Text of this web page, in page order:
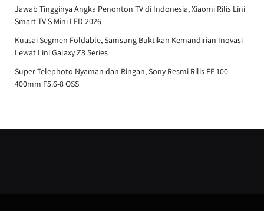
Jawab Tingginya Angka Penonton TV di Indonesia, Xiaomi Rilis Lini
Smart TV S Mini LED 2026
Kuasai Segmen Foldable, Samsung Buktikan Kemandirian Inovasi
Lewat Lini Galaxy Z8 Series
Super-Telephoto Nyaman dan Ringan, Sony Resmi Rilis FE 100-
400mm F5.6-8 OSS